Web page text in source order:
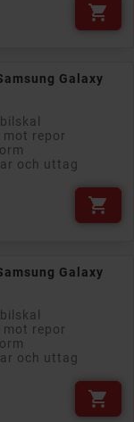

Galaxy
mot repor
och uttag

Galaxy
mot repor
och uttag
